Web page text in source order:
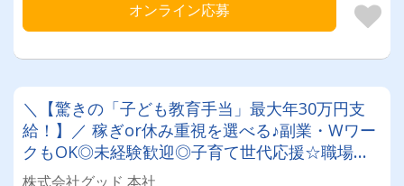
オンライン応募
＼【驚きの「子ども教育手当」最大年30万円支
給！】／ 稼ぎor休み重視を選べる♪副業・Wワー
クもOK◎未経験歓迎◎子育て世代応援☆職場見
学ありで安心◎食品・青果の配送ドライバー募集
株式会社グッド 本社